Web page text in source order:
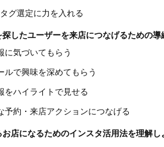
グ選定に力を入れる
したユーザーを来店につなげるための導
に気づいてもらう
ルで興味を深めてもらう
をハイライトで見せる
予約・来店アクションにつなげる
店になるためのインスタ活用法を理解し